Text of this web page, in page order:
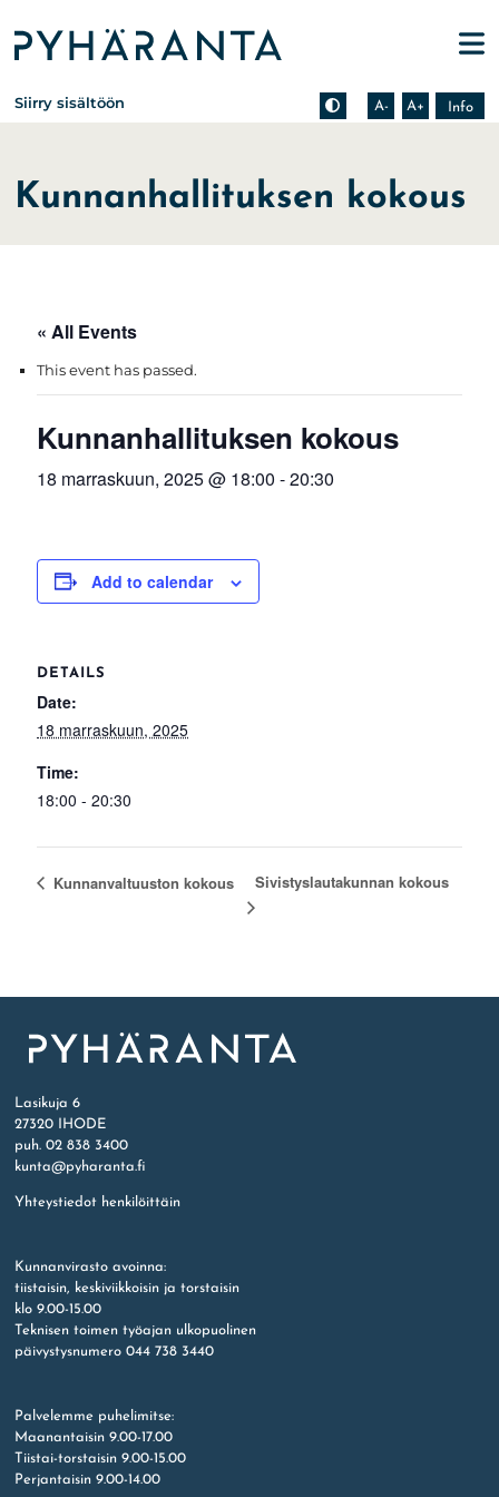
Etusivu
Siirry sisältöön A-
Pienennä tekstin kokoa
A+
Suurenna tekstin kokoa
Info
Tietoa zoomauksesta
Kunnanhallituksen kokous
« All Events
This event has passed.
Kunnanhallituksen kokous
18 marraskuun, 2025 @ 18:00 -20:30
Add to calendar
DETAILS
Date:
18 marraskuun, 2025
Time:
18:00 - 20:30
Kunnanvaltuuston kokous Sivistyslautakunnan kokous
Lasikuja 6
27320 IHODE
puh. 02 838 3400
kunta@pyharanta.fi
Yhteystiedot henkilöittäin
Kunnanvirasto avoinna:
tiistaisin, keskiviikkoisin ja torstaisin
klo 9.00-15.00
Teknisen toimen työajan ulkopuolinen
päivystysnumero 044 738 3440
Palvelemme puhelimitse:
Maanantaisin 9.00-17.00
Tiistai-torstaisin 9.00-15.00
Perjantaisin 9.00-14.00